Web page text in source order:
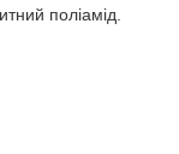
поліамід.